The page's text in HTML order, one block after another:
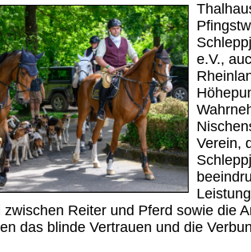
e.V.,
Verein,
Reiter und Pferd sowie die
das blinde Vertrauen und die